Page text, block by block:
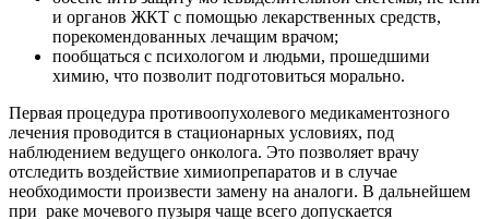
и органов ЖКТ с помощью лекарственных средств,
порекомендованных лечащим врачом;
пообщаться с психологом и людьми, прошедшими
химию, что позволит подготовиться морально.
Первая процедура противоопухолевого медикаментозного
лечения проводится в стационарных условиях, под
наблюдением ведущего онколога. Это позволяет врачу
отследить воздействие химиопрепаратов и в случае
необходимости произвести замену на аналоги. В дальнейшем
при раке мочевого пузыря чаще всего допускается